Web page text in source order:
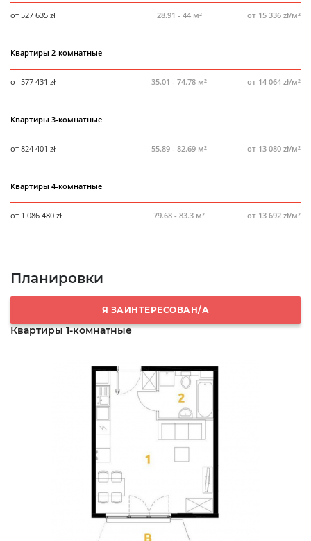
Количество свободных квартир 162
Паркинг
от 527 635 zł 28.91 - 44 м² от 15 336 zł/м²
Квартиры 2-комнатные
от 577 431 zł 35.01 - 74.78 м² от 14 064 zł/м²
Квартиры 3-комнатные
от 824 401 zł 55.89 - 82.69 м² от 13 080 zł/м²
Квартиры 4-комнатные
от 1 086 480 zł 79.68 - 83.3 м² от 13 692 zł/м²
Планировки
Я ЗАИНТЕРЕСОВАН/А
Квартиры 1-комнатные